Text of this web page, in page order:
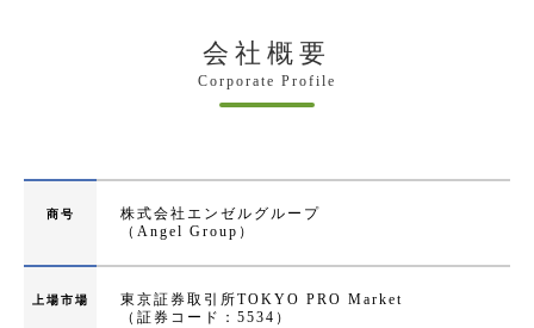
会社概要
Corporate Profile
商号
株式会社エンゼルグループ
（Angel Group）
上場市場
東京証券取引所TOKYO PRO Market
（証券コード：5534）